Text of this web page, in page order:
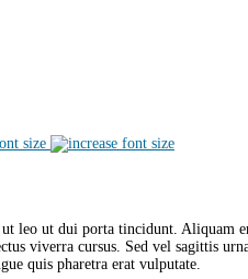
size
leo ut dui porta tincidunt. Aliquam
viverra cursus. Sed vel sagittis
quis pharetra erat vulputate.